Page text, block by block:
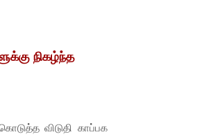
நிகழ்ந்த
விடுதி காப்பக